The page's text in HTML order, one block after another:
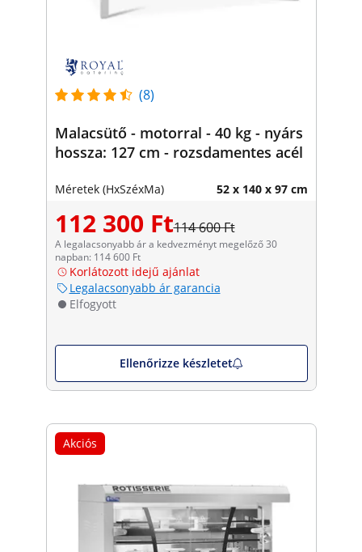
(8)
Malacsütő - motorral - 40 kg - nyárs
hossza: 127 cm - rozsdamentes acél
Méretek (HxSzéxMa) 52 x 140 x 97 cm
112 300 Ft114 600 Ft
A legalacsonyabb ár a kedvezményt megelőző 30
napban: 114 600 Ft
Korlátozott idejű ajánlat
Legalacsonyabb ár garancia
Elfogyott
Ellenőrizze készletet
Akciós